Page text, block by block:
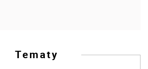
Tematy